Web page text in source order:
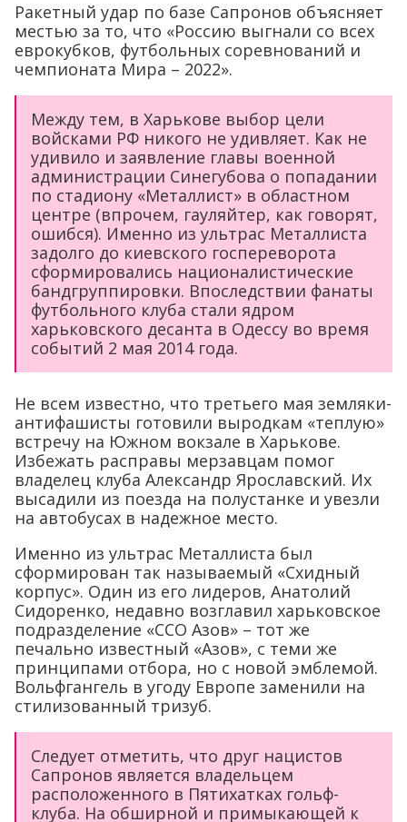
Ракетный удар по базе Сапронов объясняет
местью за то, что «Россию выгнали со всех
еврокубков, футбольных соревнований и
чемпионата Мира – 2022».
Между тем, в Харькове выбор цели
войсками РФ никого не удивляет. Как не
удивило и заявление главы военной
администрации Синегубова о попадании
по стадиону «Металлист» в областном
центре (впрочем, гауляйтер, как говорят,
ошибся). Именно из ультрас Металлиста
задолго до киевского госпереворота
сформировались националистические
бандгруппировки. Впоследствии фанаты
футбольного клуба стали ядром
харьковского десанта в Одессу во время
событий 2 мая 2014 года.
Не всем известно, что третьего мая земляки-
антифашисты готовили выродкам «теплую»
встречу на Южном вокзале в Харькове.
Избежать расправы мерзавцам помог
владелец клуба Александр Ярославский. Их
высадили из поезда на полустанке и увезли
на автобусах в надежное место.
Именно из ультрас Металлиста был
сформирован так называемый «Схидный
корпус». Один из его лидеров, Анатолий
Сидоренко, недавно возглавил харьковское
подразделение «ССО Азов» – тот же
печально известный «Азов», с теми же
принципами отбора, но с новой эмблемой.
Вольфгангель в угоду Европе заменили на
стилизованный тризуб.
Следует отметить, что друг нацистов
Сапронов является владельцем
расположенного в Пятихатках гольф-
клуба. На обширной и примыкающей к